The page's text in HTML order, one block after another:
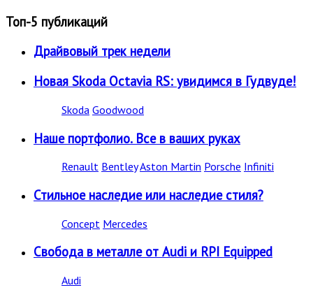
Топ-5 публикаций
Драйвовый трек недели
Новая Skoda Octavia RS: увидимся в Гудвуде!
Skoda Goodwood
Наше портфолио. Все в ваших руках
Renault BentleyAston Martin Porsche Infiniti
Стильное наследие или наследие стиля?
Concept Mercedes
Свобода в металле от Audi и RPI Equipped
Audi